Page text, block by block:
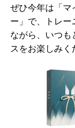
ぜひ今年は「マ
ー」で、トレー
ながら、いつも
スをお楽しみく